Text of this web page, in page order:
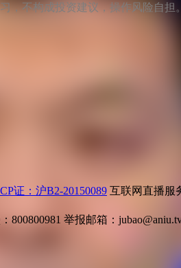
，不构成投资建议，操作风险自担
证：沪B2-20150089 互联网直播服
800800981 举报邮箱：